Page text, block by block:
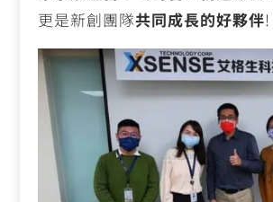
更是新創團隊共同成長的好夥伴!